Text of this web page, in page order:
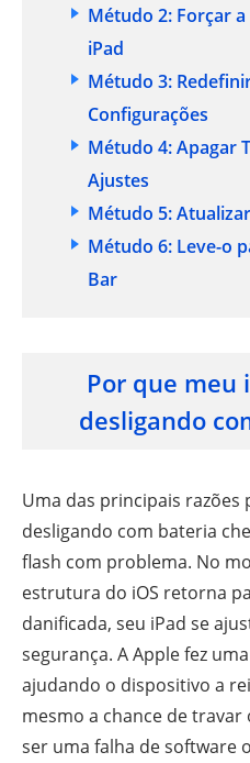
Métudo 2: Forçar
iPad
Métudo 3:
Configurações
Métudo 4: Apagar
Ajustes
Métudo 5:
Métudo 6: Leve-o
Bar
Por que meu
desligando
Uma das principais
desligando com bateria
flash com problema. No
estrutura do iOS retorna
danificada, seu iPad se
segurança. A Apple fez
ajudando o dispositivo a
mesmo a chance de
ser uma falha de software